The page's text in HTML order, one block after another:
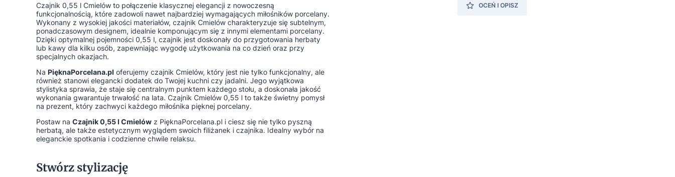
Czajnik 0,55 l Cmielów to połączenie klasycznej elegancji z nowoczesną
funkcjonalnością, które zadowoli nawet najbardziej wymagających miłośników porcelany.
Wykonany z wysokiej jakości materiałów, czajnik Cmielów charakteryzuje się subtelnym,
ponadczasowym designem, idealnie komponującym się z innymi elementami porcelany.
Dzięki optymalnej pojemności 0,55 l, czajnik jest doskonały do przygotowania herbaty
lub kawy dla kilku osób, zapewniając wygodę użytkowania na co dzień oraz przy
specjalnych okazjach.
Na PięknaPorcelana.pl oferujemy czajnik Cmielów, który jest nie tylko funkcjonalny, ale
również stanowi elegancki dodatek do Twojej kuchni czy jadalni. Jego wyjątkowa
stylistyka sprawia, że staje się centralnym punktem każdego stołu, a doskonała jakość
wykonania gwarantuje trwałość na lata. Czajnik Cmielów 0,55 l to także świetny pomysł
na prezent, który zachwyci każdego miłośnika pięknej porcelany.
Postaw na Czajnik 0,55 l Cmielów z PięknaPorcelana.pl i ciesz się nie tylko pyszną
herbatą, ale także estetycznym wyglądem swoich filiżanek i czajnika. Idealny wybór na
eleganckie spotkania i codzienne chwile relaksu.
OCEŃ I OPISZ
Stwórz stylizację